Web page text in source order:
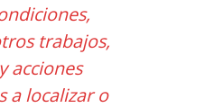
trabajos,
acciones
a localizar o